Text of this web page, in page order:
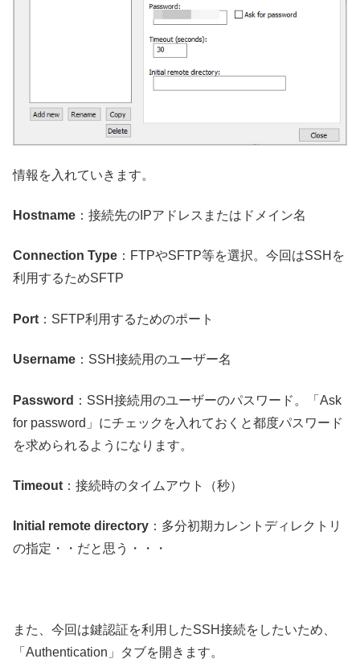
情報を入れていきます。
Hostname ：接続先のIPアドレスまたはドメイン名
Connection Type ：FTPやSFTP等を選択。今回はSSHを
利用するためSFTP
Port ：SFTP利用するためのポート
Username ：SSH接続用のユーザー名
Password ：SSH接続用のユーザーのパスワード。「Ask
for password」にチェックを入れておくと都度パスワード
を求められるようになります。
Timeout ：接続時のタイムアウト（秒）
Initial remote directory ：多分初期カレントディレクトリ
の指定・・だと思う・・・
また、今回は鍵認証を利用したSSH接続をしたいため、
「Authentication」タブを開きます。